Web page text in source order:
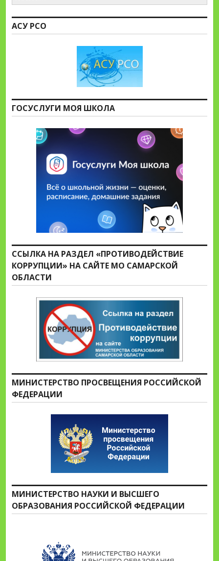
АСУ РСО
ГОСУСЛУГИ МОЯ ШКОЛА
ССЫЛКА НА РАЗДЕЛ «ПРОТИВОДЕЙСТВИЕ
КОРРУПЦИИ» НА САЙТЕ МО САМАРСКОЙ
ОБЛАСТИ
МИНИСТЕРСТВО ПРОСВЕЩЕНИЯ РОССИЙСКОЙ
ФЕДЕРАЦИИ
МИНИСТЕРСТВО НАУКИ И ВЫСШЕГО
ОБРАЗОВАНИЯ РОССИЙСКОЙ ФЕДЕРАЦИИ